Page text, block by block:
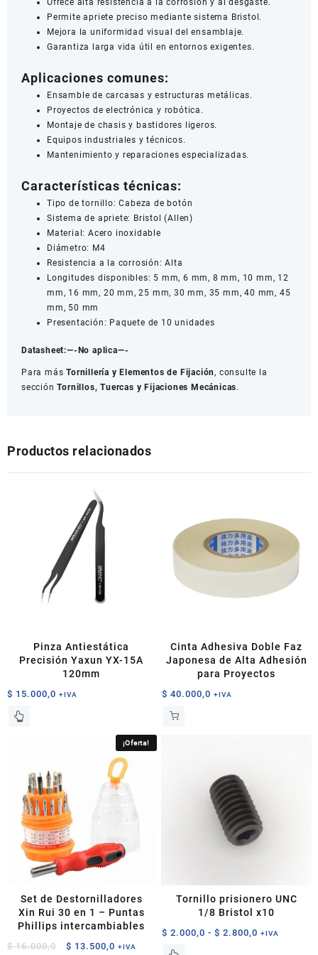
Permite apriete preciso mediante sistema Bristol.
Mejora la uniformidad visual del ensamblaje.
Garantiza larga vida útil en entornos exigentes.
Aplicaciones comunes:
Ensamble de carcasas y estructuras metálicas.
Proyectos de electrónica y robótica.
Montaje de chasis y bastidores ligeros.
Equipos industriales y técnicos.
Mantenimiento y reparaciones especializadas.
Características técnicas:
Tipo de tornillo: Cabeza de botón
Sistema de apriete: Bristol (Allen)
Material: Acero inoxidable
Diámetro: M4
Resistencia a la corrosión: Alta
Longitudes disponibles: 5 mm, 6 mm, 8 mm, 10 mm, 12
mm, 16 mm, 20 mm, 25 mm, 30 mm, 35 mm, 40 mm, 45
mm, 50 mm
Presentación: Paquete de 10 unidades
Datasheet:—-No aplica—-
Para másTornillería y Elementos de Fijación , consulte la
secciónTornillos, Tuercas y Fijaciones Mecánicas.
Productos relacionados
Pinza Antiestática
Precisión Yaxun YX-15A
120mm
$ 15.000,0 +IVA
Cinta Adhesiva Doble Faz
Japonesa de Alta Adhesión
para Proyectos
$ 40.000,0 +IVA
¡Oferta!
Set de Destornilladores
Xin Rui 30 en 1 – Puntas
Phillips intercambiables
$16.000,0
El
$ 13.500,0 El
+IVA
Tornillo prisionero UNC
1/8 Bristol x10
$ 2.000,0 - $ 2.800,0 Rango
+IVA
Este